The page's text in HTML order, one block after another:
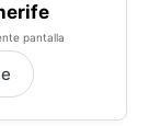
pantalla